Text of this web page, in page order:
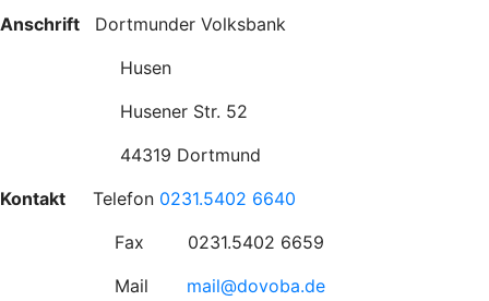
Anschrift
Dortmunder Volksbank
Husen
Husener Str. 52
44319 Dortmund
Kontakt Telefon 0231.5402 6640
Fax 0231.5402 6659
Mail mail@dovoba.de